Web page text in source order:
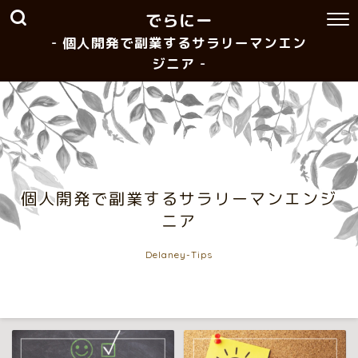
でらにー
- 個人開発で副業するサラリーマンエン
ジニア -
個人開発で副業するサラリーマンエンジ
ニア
Delaney-Tips